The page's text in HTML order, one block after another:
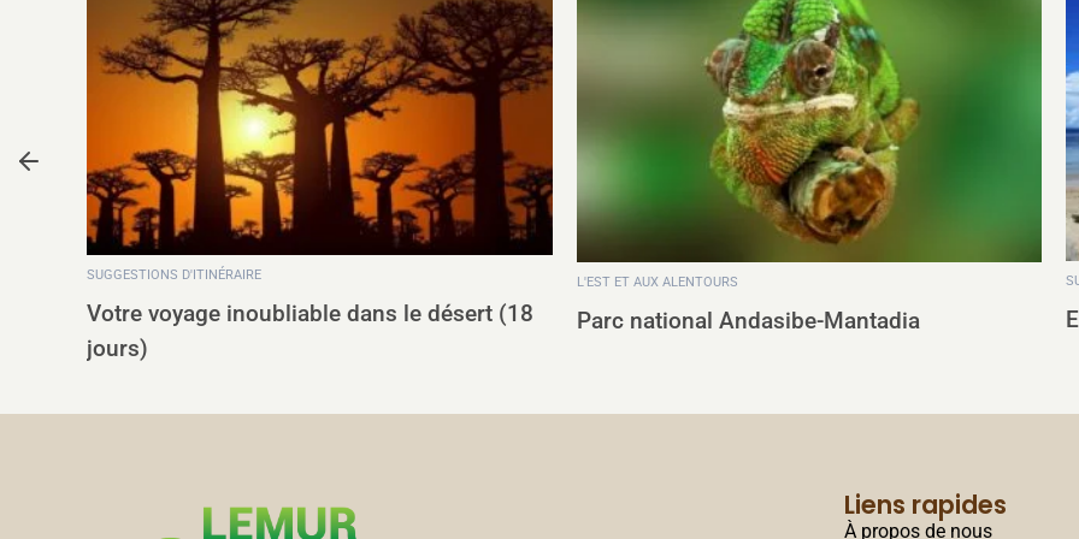
L'EST ET AUX ALENTOURS
Parc national Andasibe-Mantadia
SUGGESTIONS D'ITINÉRAIRE
Excursions pour les voyageurs d‘ AIDA
Liens rapides
À propos de nous